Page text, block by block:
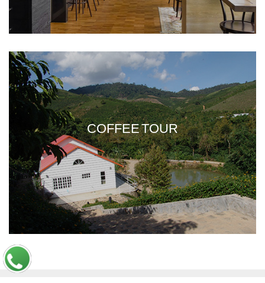
COFFEE TOUR